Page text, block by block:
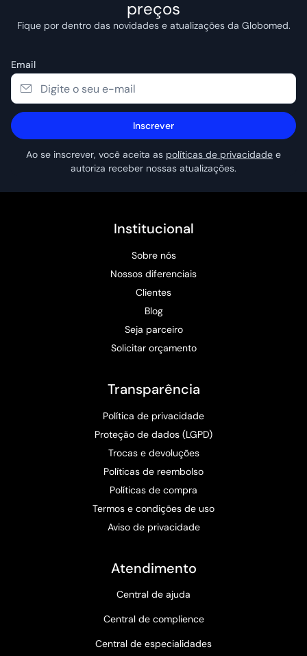
preços
Fique por dentro das novidades e atualizações da Globomed.
Email
Inscrever
Ao se inscrever, você aceita as políticas de privacidade e
autoriza receber nossas atualizações.
Institucional
Sobre nós
Nossos diferenciais
Clientes
Blog
Seja parceiro
Solicitar orçamento
Transparência
Política de privacidade
Proteção de dados (LGPD)
Trocas e devoluções
Políticas de reembolso
Políticas de compra
Termos e condições de uso
Aviso de privacidade
Atendimento
Central de ajuda
Central de complience
Central de especialidades